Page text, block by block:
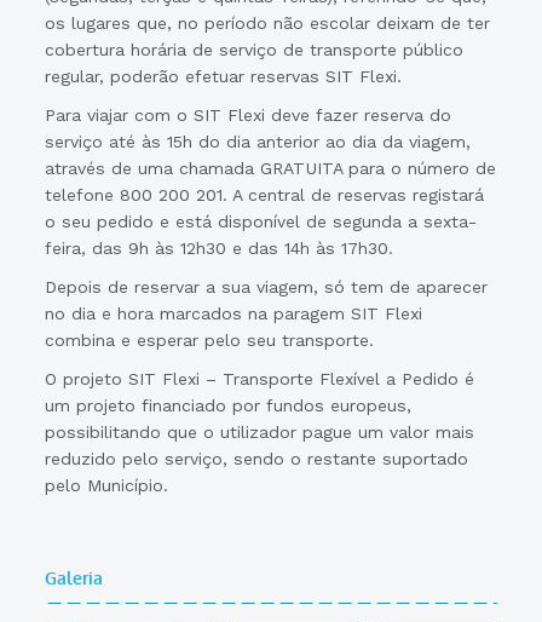
os lugares que, no período não escolar deixam de ter
cobertura horária de serviço de transporte público
regular, poderão efetuar reservas SIT Flexi.
Para viajar com o SIT Flexi deve fazer reserva do
serviço até às 15h do dia anterior ao dia da viagem,
através de uma chamada GRATUITA para o número de
telefone 800 200 201. A central de reservas registará
o seu pedido e está disponível de segunda a sexta-
feira, das 9h às 12h30 e das 14h às 17h30.
Depois de reservar a sua viagem, só tem de aparecer
no dia e hora marcados na paragem SIT Flexi
combina e esperar pelo seu transporte.
O projeto SIT Flexi – Transporte Flexível a Pedido é
um projeto financiado por fundos europeus,
possibilitando que o utilizador pague um valor mais
reduzido pelo serviço, sendo o restante suportado
pelo Município.
Galeria